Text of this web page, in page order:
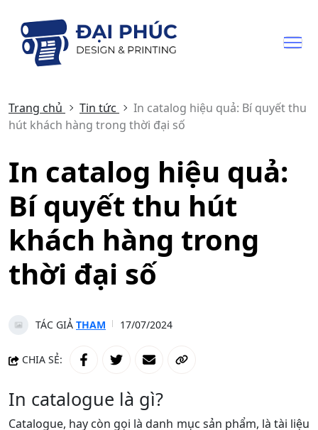
Trang chủ Tin tức
In catalog hiệu quả: Bí quyết thu
hút khách hàng trong thời đại số
In catalog hiệu quả:
Bí quyết thu hút
khách hàng trong
thời đại số
TÁC GIẢ THAM 17/07/2024
CHIA SẺ:
In catalogue là gì?
Catalogue, hay còn gọi là danh mục sản phẩm, là tài liệu